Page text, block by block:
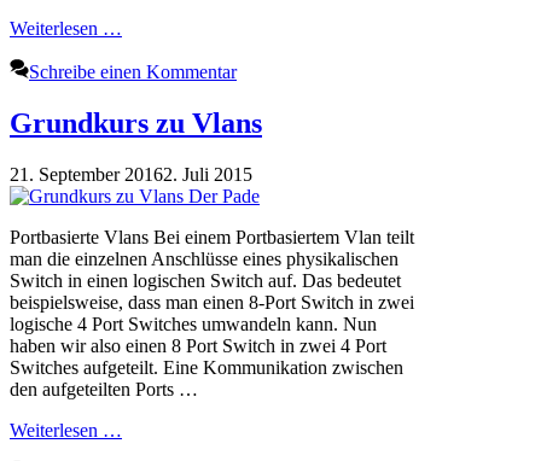
Weiterlesen …
Schreibe einen Kommentar
Grundkurs zu Vlans
21. September 20162. Juli 2015
Portbasierte Vlans Bei einem Portbasiertem Vlan teilt
man die einzelnen Anschlüsse eines physikalischen
Switch in einen logischen Switch auf. Das bedeutet
beispielsweise, dass man einen 8-Port Switch in zwei
logische 4 Port Switches umwandeln kann. Nun
haben wir also einen 8 Port Switch in zwei 4 Port
Switches aufgeteilt. Eine Kommunikation zwischen
den aufgeteilten Ports …
Weiterlesen …